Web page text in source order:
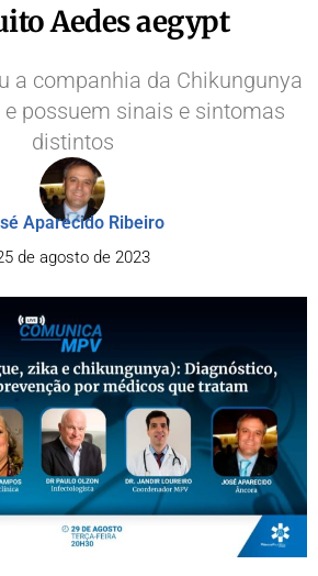
Aedes aegypt
a companhia da Chikungunya
possuem sinais e sintomas
distintos
Aparecido Ribeiro
de agosto de 2023